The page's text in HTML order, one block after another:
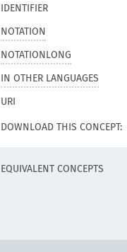
IDENTIFIER
NOTATION
NOTATIONLONG
IN OTHER LANGUAGES
URI
DOWNLOAD THIS CONCEPT:
EQUIVALENT CONCEPTS